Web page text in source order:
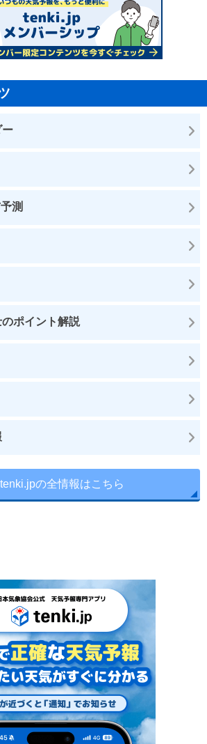
ー
測
ポイント解説
tenki.jpの全情報はこちら